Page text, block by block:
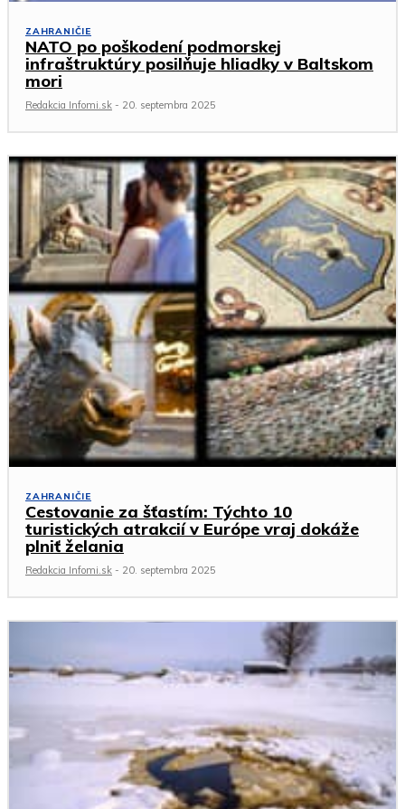
ZAHRANIČIE
NATO po poškodení podmorskej
infraštruktúry posilňuje hliadky v Baltskom
mori
Redakcia Infomi.sk - 20. septembra 2025
ZAHRANIČIE
Cestovanie za šťastím: Týchto 10
turistických atrakcií v Európe vraj dokáže
plniť želania
Redakcia Infomi.sk - 20. septembra 2025